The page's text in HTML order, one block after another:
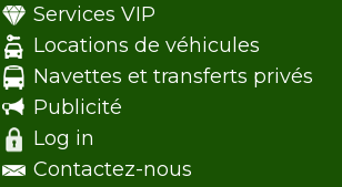
Services VIP
Locations de véhicules
Navettes et transferts privés
Publicité
Log in
Contactez-nous